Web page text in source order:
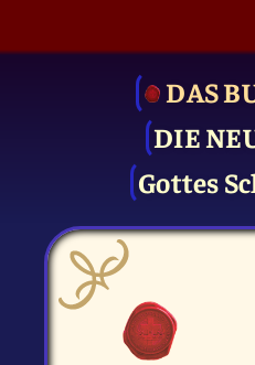
DAS
DIE
Gottes